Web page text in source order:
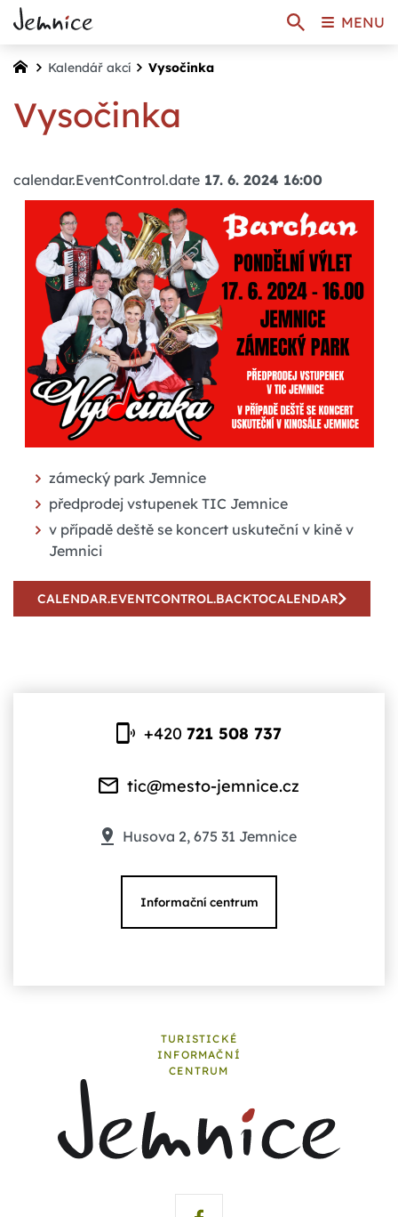
Kalendář akcí Vysočinka
Vysočinka
calendar.EventControl.date 17. 6. 2024 16:00
zámecký park Jemnice
předprodej vstupenek TIC Jemnice
v případě deště se koncert uskuteční v kině v
Jemnici
CALENDAR.EVENTCONTROL.BACKTOCALENDAR
+420721 508 737
tic@mesto-jemnice.cz
Husova 2, 675 31 Jemnice
Informační centrum
TURISTICKÉ
INFORMAČNÍ
CENTRUM
MENU